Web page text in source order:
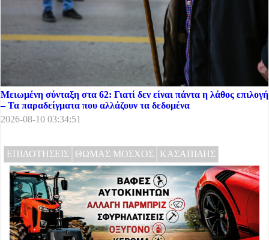
Μειωμένη σύνταξη στα 62: Γιατί δεν είναι πάντα η λάθος επιλογή
– Τα παραδείγματα που αλλάζουν τα δεδομένα
2026-08-10 03:34:51
ΕΠΙΔΟΤΗΣΕΙΣ ΘΩΜΑΣ ΜΟΣΧΟΣ ΚΑΣΑΠΙΔΗΣ